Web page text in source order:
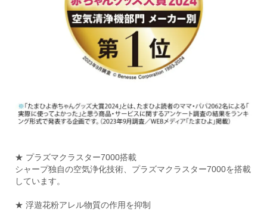
★ プラズマクラスター7000搭載
シャープ独自の空気浄化技術、プラズマクラスター7000を搭載
しています。
★ 浮遊花粉アレル物質の作用を抑制